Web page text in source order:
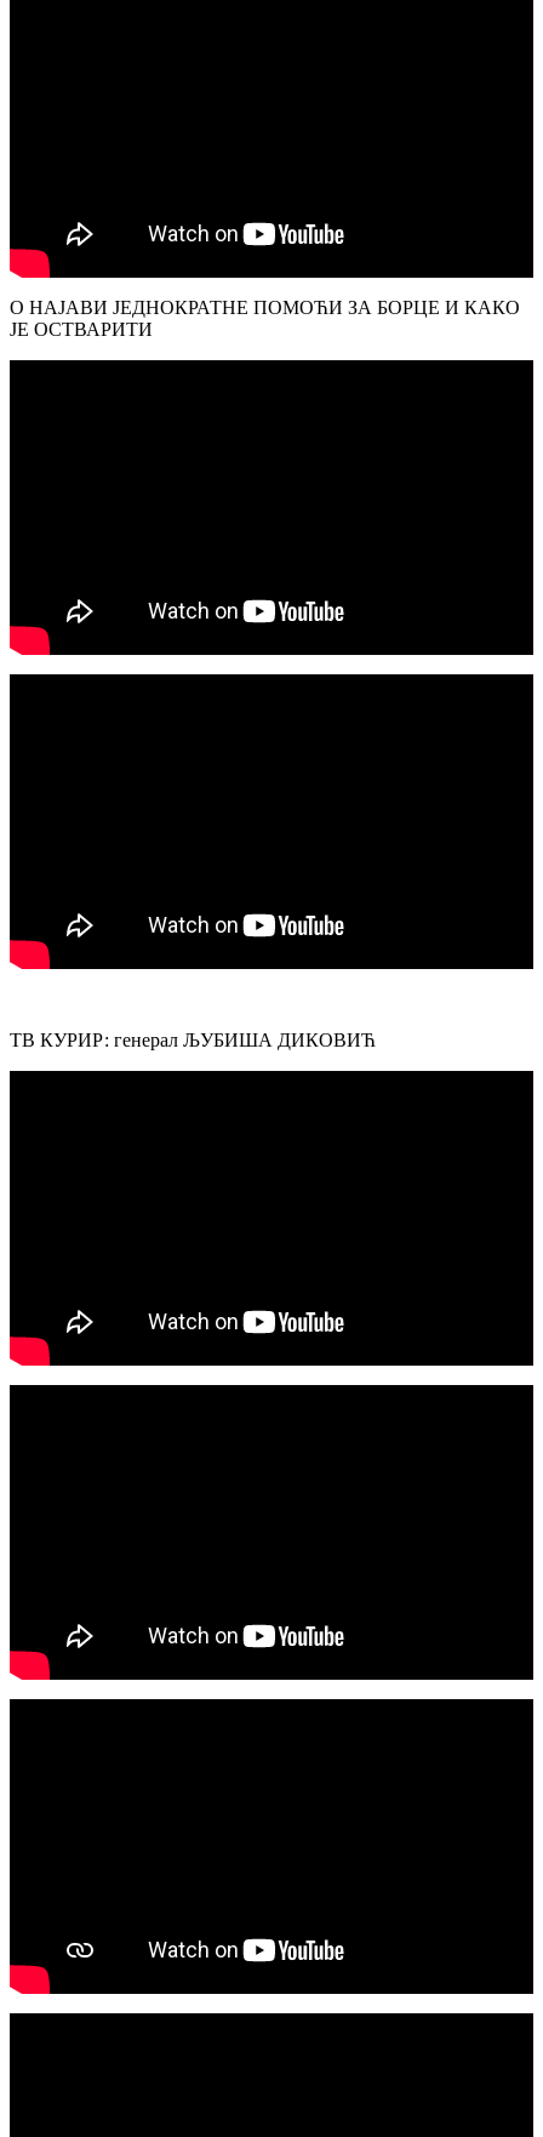
О НАЈАВИ ЈЕДНОКРАТНЕ ПОМОЋИ ЗА БОРЦЕ И КАКО
ЈЕ ОСТВАРИТИ
ТВ КУРИР: генерал ЉУБИША ДИКОВИЋ